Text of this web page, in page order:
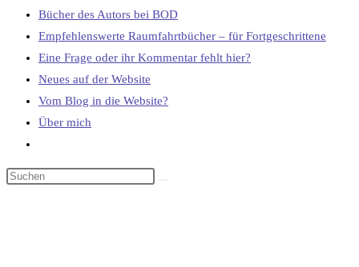
Bücher des Autors bei BOD
Empfehlenswerte Raumfahrtbücher – für Fortgeschrittene
Eine Frage oder ihr Kommentar fehlt hier?
Neues auf der Website
Vom Blog in die Website?
Über mich
umschalten